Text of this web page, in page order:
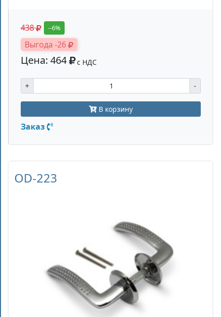
438 --6%
Выгода -26
Цена: 464 с НДС
+ -
В корзину
Заказ
OD-223